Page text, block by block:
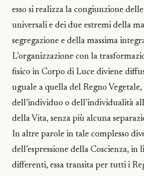
esso si realizza la congiunzione
universali e dei due estremi della
segregazione e della massima
L’organizzazione con la
fisico in Corpo di Luce diviene
uguale a quella del Regno
dell’individuo o dell’individualità
della Vita, senza più alcuna
In altre parole in tale complesso
dell’espressione della Coscienza, in
differenti, essa transita per tutti i